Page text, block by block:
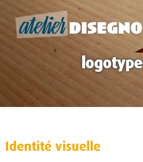
Skip
to
content
logotype
Identité visuelle